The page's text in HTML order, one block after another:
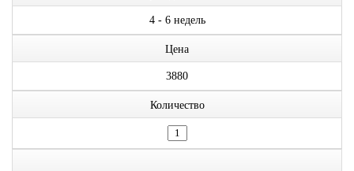
4 - 6 недель
Цена
3880
Количество